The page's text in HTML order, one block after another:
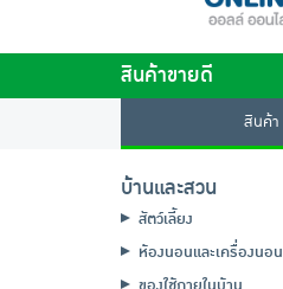
สินค้าขายดี
สินค้า
บ้านและสวน
สัตว์เลี้ยง
ห้องนอนและเครื่องนอน